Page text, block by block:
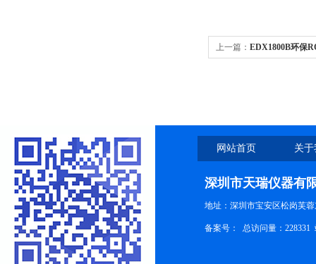
上一篇： EDX1800B环保
网站首页 关
深圳市天瑞仪器有
地址：深圳市宝安区松岗芙
备案号： 总访问量：228331